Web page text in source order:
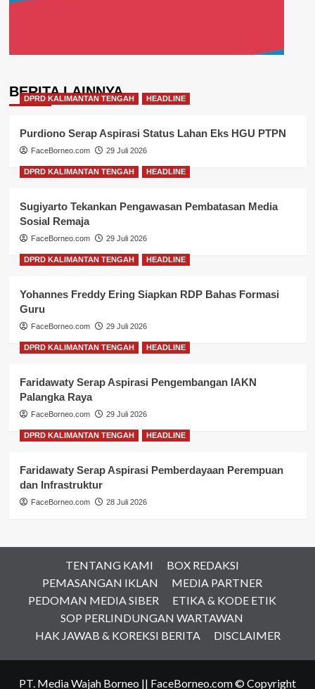
BERITA LAINNYA
DPRD KALIMANTAN TENGAH HEADLINE
Purdiono Serap Aspirasi Status Lahan Eks HGU PTPN
FaceBorneo.com 29 Juli 2026
DPRD KALIMANTAN TENGAH HEADLINE
Sugiyarto Tekankan Pengawasan Pembatasan Media
Sosial Remaja
FaceBorneo.com 29 Juli 2026
DPRD KALIMANTAN TENGAH HEADLINE
Yohannes Freddy Ering Siapkan RDP Bahas Formasi
Guru
FaceBorneo.com 29 Juli 2026
DPRD KALIMANTAN TENGAH HEADLINE
Faridawaty Serap Aspirasi Pengembangan IAKN
Palangka Raya
FaceBorneo.com 29 Juli 2026
DPRD KALIMANTAN TENGAH HEADLINE
Faridawaty Serap Aspirasi Pemberdayaan Perempuan
dan Infrastruktur
FaceBorneo.com 28 Juli 2026
TENTANG KAMI
BOX REDAKSI
PEMASANGAN IKLAN
MEDIA PARTNER
PEDOMAN MEDIA SIBER
ETIKA & KODE ETIK
SOP PERLINDUNGAN WARTAWAN
HAK JAWAB & KOREKSI BERITA
DISCLAIMER
PT. Media Wajah Borneo || FaceBorneo.com © Copyright